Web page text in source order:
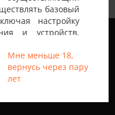
базовый
настройку
и устройств,
или
от провайдера,
доступ
Мне меньше 18,
вернусь через пару
лет
2013-2026
в Украине
обеспечить
сайте.
cookie мы
в разделе